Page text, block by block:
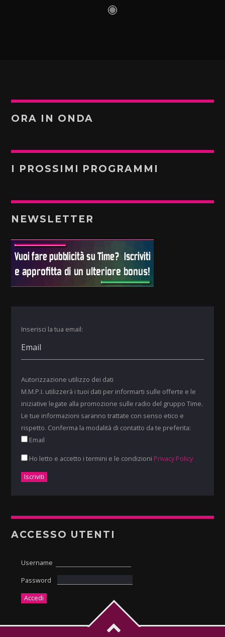
ORA IN ONDA
I PROSSIMI PROGRAMMI
NEWSLETTER
Inserisci la tua email:
Autorizzazione utilizzo dei dati
M.M.P.I. utilizzerà i tuoi dati per informarti sulle offerte e le
iniziative legate alla promozione sulle radio del gruppo Time.
Le tue informazioni saranno trattate con senso etico e
rispetto. Conferma la modalità di contatto da te preferita:
Email
Ho letto e accetto i termini e le condizioni Privacy Policy
ACCESSO UTENTI
Username
Password